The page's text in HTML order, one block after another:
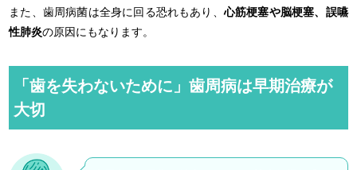
また、歯周病菌は全身に回る恐れもあり、 心筋梗塞や脳梗塞、誤嚥
性肺炎の原因にもなります。
「歯を失わないために」歯周病は早期治療が
大切